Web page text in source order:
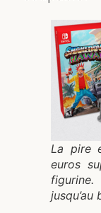
La pire
euros
jusqu’au